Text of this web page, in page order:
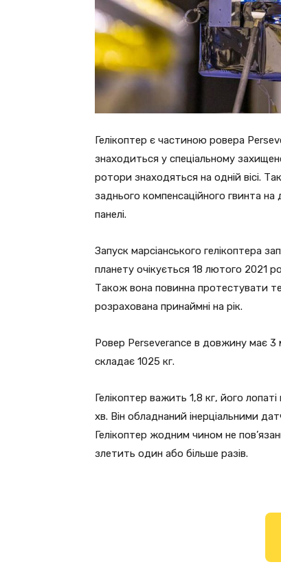
Гелікоптер є частиною ровера
знаходиться у спеціальному
ротори знаходяться на одній вісі.
заднього компенсаційного гвинта
панелі.
Запуск марсіанського гелікоптера
планету очікується 18 лютого 2021
Також вона повинна протестувати
розрахована принаймні на рік.
Ровер Perseverance в довжину має
складає 1025 кг.
Гелікоптер важить 1,8 кг, його
хв. Він обладнаний інерціальними
Гелікоптер жодним чином не
злетить один або більше разів.